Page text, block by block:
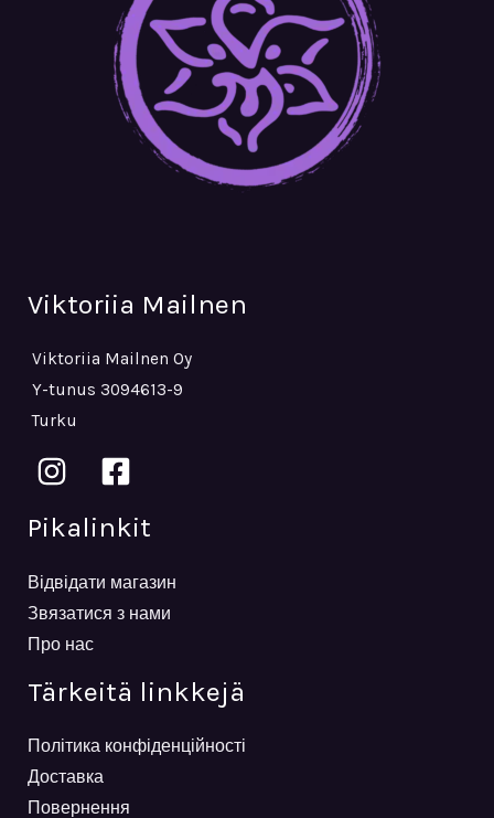
Viktoriia Mailnen
Viktoriia Mailnen Oy
Y-tunus 3094613-9
Turku
Pikalinkit
Відвідати магазин
Звязатися з нами
Про нас
Tärkeitä linkkejä
Політика конфіденційності
Доставка
Повернення